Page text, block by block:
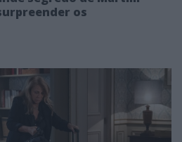
os